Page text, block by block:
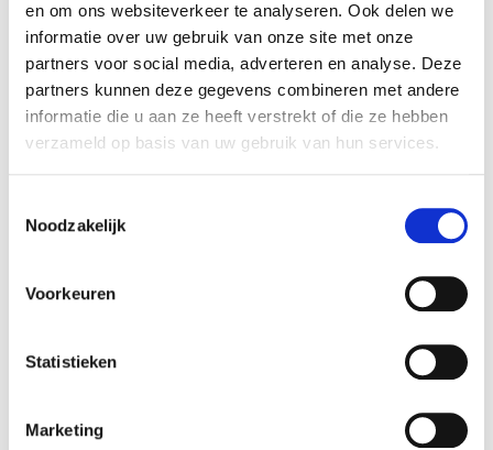
en om ons websiteverkeer te analyseren. Ook delen we
informatie over uw gebruik van onze site met onze
partners voor social media, adverteren en analyse. Deze
partners kunnen deze gegevens combineren met andere
informatie die u aan ze heeft verstrekt of die ze hebben
verzameld op basis van uw gebruik van hun services.
Noodzakelijk
Voorkeuren
Statistieken
Marketing
registration through third-party audits.
By embracing EMAS, we aim to reduce our
environmental footprint, strengthen legal compliance,
involve our employees, and achieve cost savings. In the
coming years, we'll continue to update you on our
Going Green page